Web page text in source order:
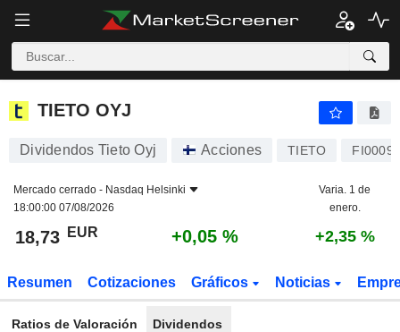
TIETO OYJ
TIETO OYJ
Dividendos Tieto Oyj Acciones TIETO
Mercado cerrado - Nasdaq Helsinki
18:00:00 07/08/2026
Varia. 1 de
enero.
18,73 EUR +0,05 % +2,35 %
Resumen Cotizaciones Gráficos Noticias
Ratios de Valoración Dividendos